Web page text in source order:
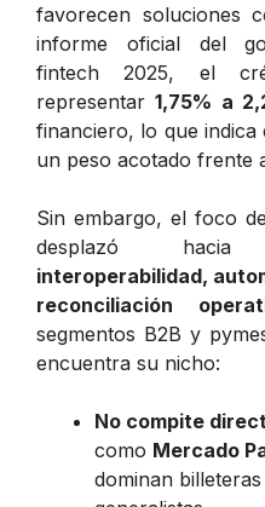
favorecen soluciones
informe oficial del
fintech 2025, el
representar1,75% a
financiero, lo que
un peso acotado frente
Sin embargo, el foco
desplazó
interoperabilidad,
reconciliación
segmentos B2B y
encuentra su nicho:
No compite
como Mercado
dominan